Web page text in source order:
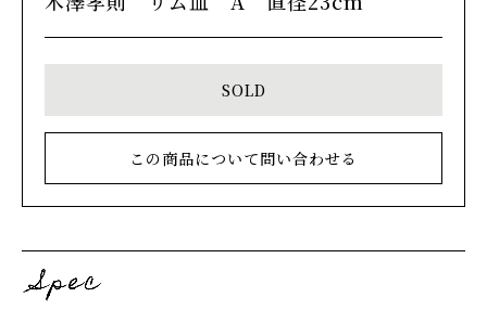
SOLD
この商品について問い合わせる